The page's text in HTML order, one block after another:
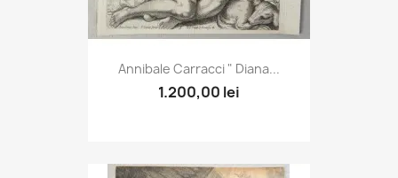
Annibale Carracci " Diana...
1.200,00 lei